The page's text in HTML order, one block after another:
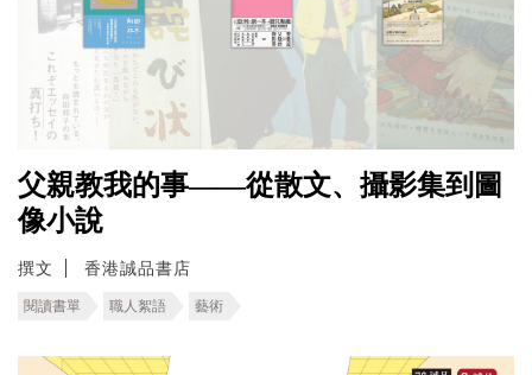
父親教我的事——從散文、攝影集到圖
像小說
撰文 香港誠品書店
閱讀書單 職人絮語 藝術